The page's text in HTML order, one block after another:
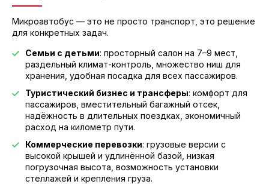
Микроавтобус — это не просто транспорт, это решение
для конкретных задач.
Семьи с детьми: просторный салон на 7–9 мест,
раздельный климат-контроль, множество ниш для
хранения, удобная посадка для всех пассажиров.
Туристический бизнес и трансферы: комфорт для
пассажиров, вместительный багажный отсек,
надёжность в длительных поездках, экономичный
расход на километр пути.
Коммерческие перевозки: грузовые версии с
высокой крышей и удлинённой базой, низкая
погрузочная высота, возможность установки
стеллажей и крепления груза.